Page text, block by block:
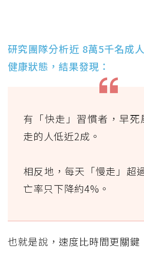
研究團隊分析近 8萬5千名成
健康狀態，結果發現：
有「快走」習慣者，早死
走的人低近2成。
相反地，每天「慢走」超
亡率只下降約4%。
也就是說，速度比時間更關鍵